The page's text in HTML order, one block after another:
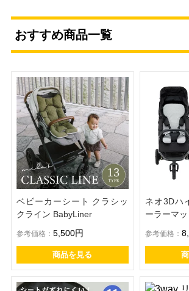
おすすめ商品一覧
ベビーカーシート クラシッ
クライン BabyLiner
参考価格：5,500円
商品を見る
ネオ3Dハ
ーラーマ
参考価格：